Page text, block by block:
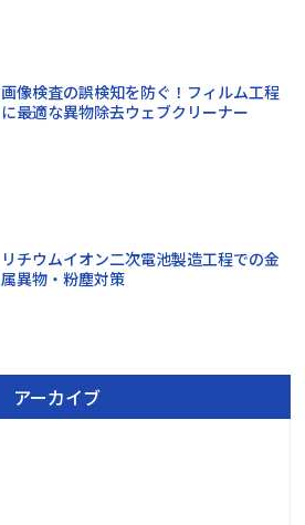
画像検査の誤検知を防ぐ！フィルム工程
に最適な異物除去ウェブクリーナー
リチウムイオン二次電池製造工程での金
属異物・粉塵対策
アーカイブ